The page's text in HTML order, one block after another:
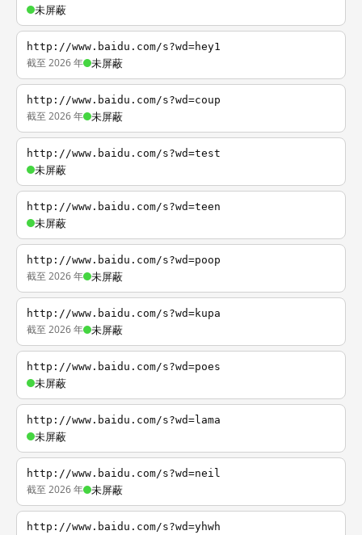
未屏蔽
http://www.baidu.com/s?wd=hey1
截至 2026 年 未屏蔽
http://www.baidu.com/s?wd=coup
截至 2026 年 未屏蔽
http://www.baidu.com/s?wd=test
未屏蔽
http://www.baidu.com/s?wd=teen
未屏蔽
http://www.baidu.com/s?wd=poop
截至 2026 年 未屏蔽
http://www.baidu.com/s?wd=kupa
截至 2026 年 未屏蔽
http://www.baidu.com/s?wd=poes
未屏蔽
http://www.baidu.com/s?wd=lama
未屏蔽
http://www.baidu.com/s?wd=neil
截至 2026 年 未屏蔽
http://www.baidu.com/s?wd=yhwh